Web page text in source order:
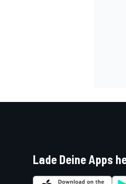
Lade Deine Apps